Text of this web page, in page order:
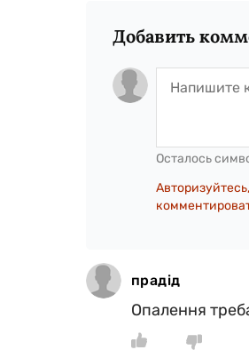
Добавить
Осталось
прадід
Опалення